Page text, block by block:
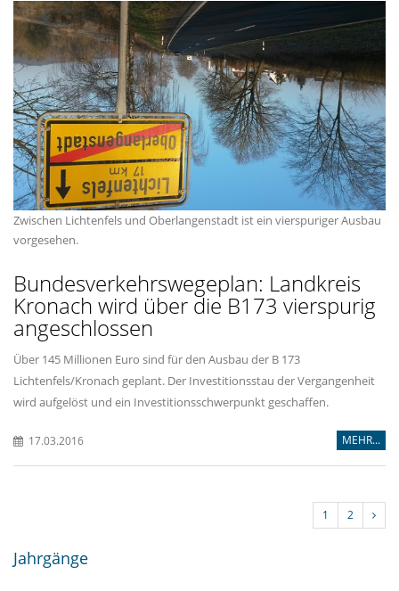
Zwischen Lichtenfels und Oberlangenstadt ist ein vierspuriger Ausbau
vorgesehen.
Bundesverkehrswegeplan: Landkreis
Kronach wird über die B173 vierspurig
angeschlossen
Über 145 Millionen Euro sind für den Ausbau der B 173
Lichtenfels/Kronach geplant. Der Investitionsstau der Vergangenheit
wird aufgelöst und ein Investitionsschwerpunkt geschaffen.
17.03.2016 MEHR...
1 2
Jahrgänge